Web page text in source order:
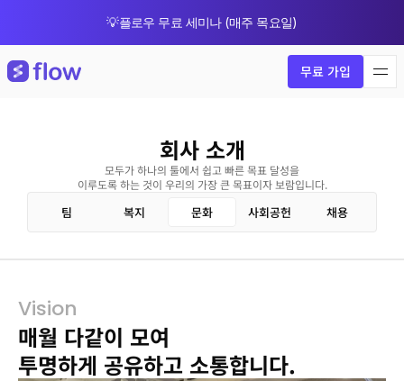
💡플로우 무료 세미나 (매주 목요일)
무료 가입
회사 소개
모두가 하나의 툴에서 쉽고 빠른 목표 달성을
이루도록 하는 것이 우리의 가장 큰 목표이자 보람입니다.
팀 복지 문화 사회공헌 채용
Vision
매월 다같이 모여
투명하게 공유하고 소통합니다.